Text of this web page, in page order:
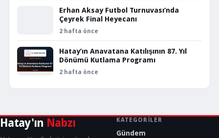
Erhan Aksay Futbol Turnuvası’nda
Çeyrek Final Heyecanı
2 hafta önce
Hatay’ın Anavatana Katılışının 87. Yıl
Dönümü Kutlama Programı
2 hafta önce
Hatay'ın Nabzı KATEGORILER
Gündem